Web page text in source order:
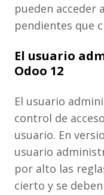
pueden acceder
pendientes que
El usuario
Odoo 12
El usuario
control de
usuario. En
usuario
por alto las
cierto y se